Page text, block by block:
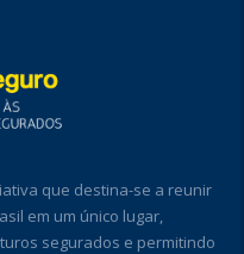
que destina-se a reunir
em um único lugar,
segurados e permitindo